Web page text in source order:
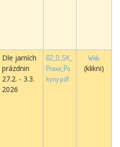
Dle jarních
prázdnin
27.2. - 3.3.
2026
62_D_SK_
Praxe_Po
kyny.pdf
Web
(klikni)